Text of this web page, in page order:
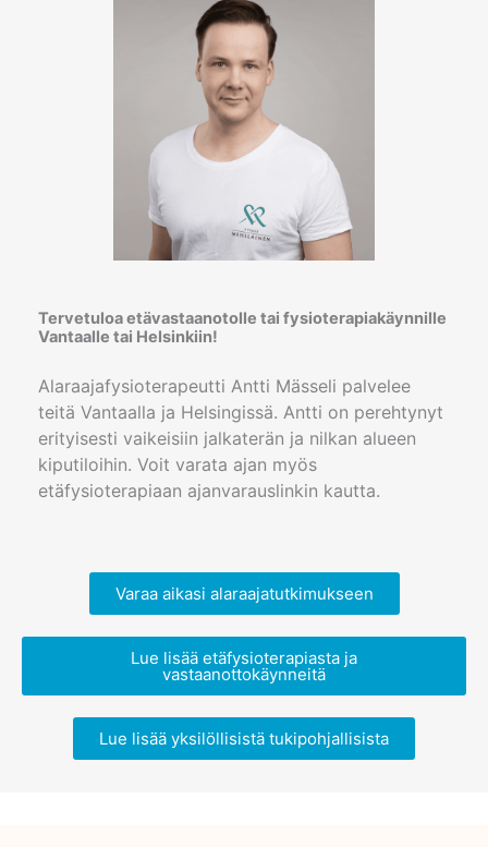
Tervetuloa etävastaanotolle tai fysioterapiakäynnille
Vantaalle tai Helsinkiin!
Alaraajafysioterapeutti Antti Mässeli palvelee
teitä Vantaalla ja Helsingissä. Antti on perehtynyt
erityisesti vaikeisiin jalkaterän ja nilkan alueen
kiputiloihin. Voit varata ajan myös
etäfysioterapiaan ajanvarauslinkin kautta.
Varaa aikasi alaraajatutkimukseen
Lue lisää etäfysioterapiasta ja
vastaanottokäynneitä
Lue lisää yksilöllisistä tukipohjallisista